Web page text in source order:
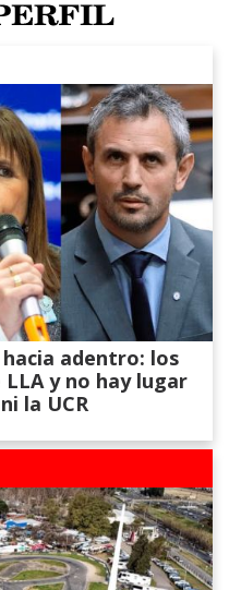
adentro: los
LLA y no hay lugar
la UCR